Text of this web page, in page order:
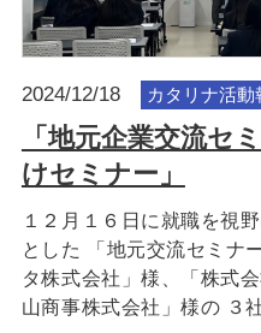
2024/12/18 カタリナ活動
「地元企業交流セ
けセミナー」
１２月１６日に就職を視
とした 「地元交流セミナ
タ株式会社」様、「株式
山商事株式会社」様の ３